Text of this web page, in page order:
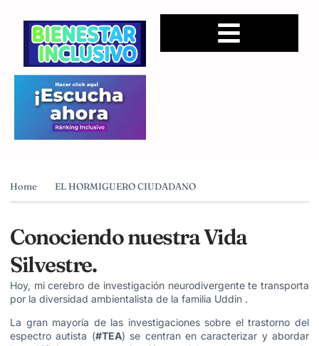
Home EL HORMIGUERO CIUDADANO
Conociendo nuestra Vida
Silvestre.
Hoy, mi cerebro de investigación neurodivergente te transporta
por la diversidad ambientalista de la familia Uddin .
La gran mayoría de las investigaciones sobre el trastorno del
espectro autista (#TEA) se centran en caracterizar y abordar